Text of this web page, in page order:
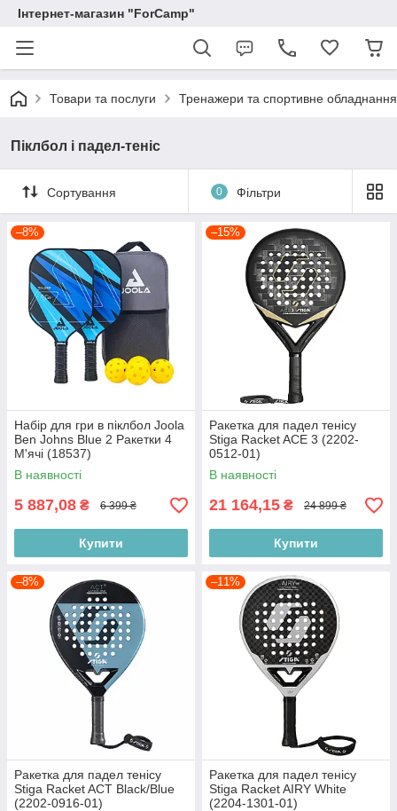
Інтернет-магазин "ForCamp"
Товари та послуги Тренажери та спортивне обладнання
Піклбол і падел-теніс
Сортування 0 Фільтри
–8%
Набір для гри в піклбол Joola
Ben Johns Blue 2 Ракетки 4
М'ячі (18537)
В наявності
5 887,08 ₴ 6 399 ₴
Купити
–15%
Ракетка для падел тенісу
Stiga Racket ACE 3 (2202-
0512-01)
В наявності
21 164,15 ₴ 24 899 ₴
Купити
–8%
Ракетка для падел тенісу
Stiga Racket ACT Black/Blue
(2202-0916-01)
–11%
Ракетка для падел тенісу
Stiga Racket AIRY White
(2204-1301-01)